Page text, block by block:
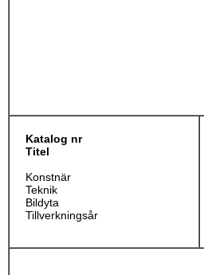
Katalog nr
Titel
Konstnär
Teknik
Bildyta
Tillverkningsår